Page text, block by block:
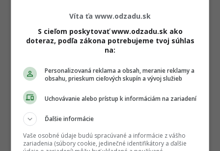
Víta ťa www.odzadu.sk
S cieľom poskytovať www.odzadu.sk ako
doteraz, podľa zákona potrebujeme tvoj súhlas
na:
Personalizovaná reklama a obsah, meranie reklamy a
obsahu, prieskum cieľových skupín a vývoj služieb
Uchovávanie alebo prístup k informáciám na zariadení
Ďalšie informácie
Vaše osobné údaje budú spracúvané a informácie z vášho
zariadenia (súbory cookie, jedinečné identifikátory a ďalšie